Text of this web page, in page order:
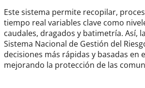
Este sistema permite recopilar,
tiempo real variables clave como
caudales, dragados y batimetría. Así,
Sistema Nacional de Gestión del
decisiones más rápidas y basadas en
mejorando la protección de las